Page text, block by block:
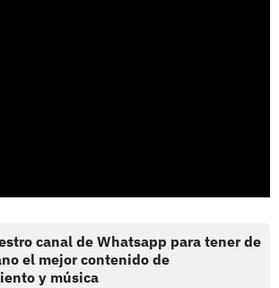
canal de Whatsapp para tener de
el mejor contenido de
y música